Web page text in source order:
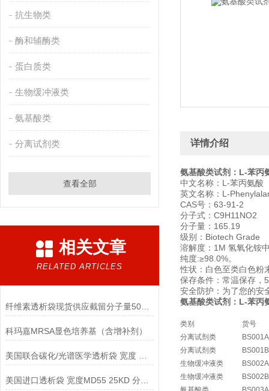
抗生物类
酶和辅酶类
蛋白质类
生物缓冲液类
氨基酸类
分离试剂类
查看全部
相关文章
RELATED ARTICLES
纤维素透析袋现货供应截留分子量500-1000
科玛嘉MRSA显色培养基（含增补剂）
详情介绍
氨基酸类试剂：L-苯
中文名称：L-苯丙氨酸
英文名称：L-
CAS号：63-91-2
分子式：C9H11NO2
分子量：165.19
级别：Biotech Grade
溶解度：1M 氢氧化铵
纯度:≥98.0%。
性状：白色至类白色粉
保存条件：常温保存，
安全防护：为了您的安
氨基酸类试剂：L-苯
类别
货号
分离试剂类
BS001A
分离试剂类
BS001B
生物缓冲液类
BS002A
生物缓冲液类
BS002B